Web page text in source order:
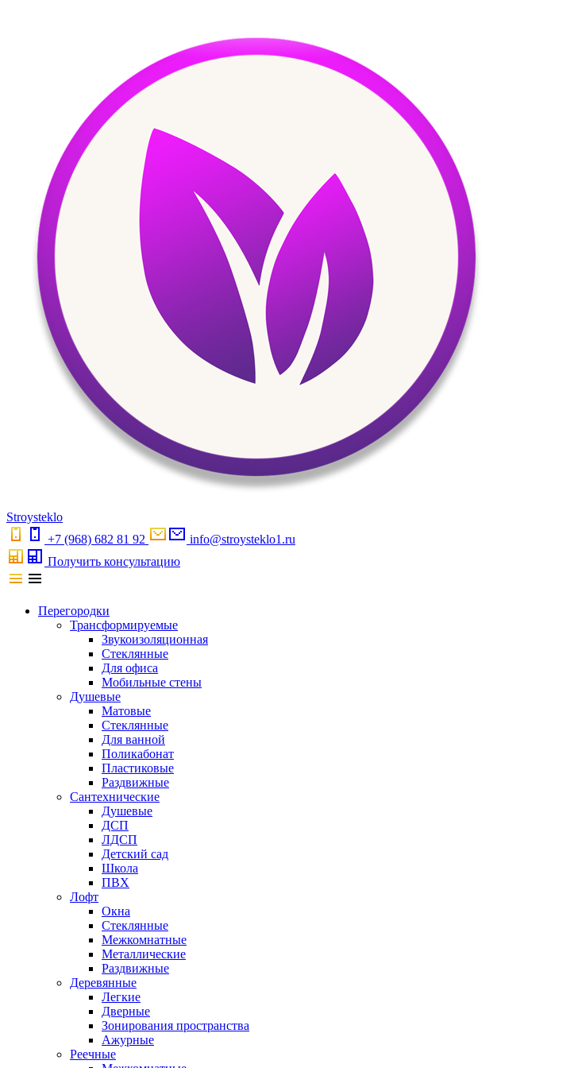
Stroysteklo
+7 (968) 682 81 92
info@stroysteklo1.ru
Получить консультацию
Перегородки
Трансформируемые
Звукоизоляционная
Стеклянные
Для офиса
Мобильные стены
Душевые
Матовые
Стеклянные
Для ванной
Поликабонат
Пластиковые
Раздвижные
Сантехнические
Душевые
ДСП
ЛДСП
Детский сад
Школа
ПВХ
Лофт
Окна
Стеклянные
Межкомнатные
Металлические
Раздвижные
Деревянные
Легкие
Дверные
Зонирования пространства
Ажурные
Реечные